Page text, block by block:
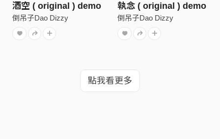
酒空 ( original ) demo
倒吊子Dao Dizzy
執念 ( original ) demo
倒吊子Dao Dizzy
點我看更多